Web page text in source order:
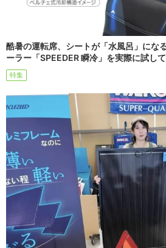
酷暑の運転席、シートが「水風呂」にな
ーラー「SPEEDER 瞬冷」を実際に試し
特集